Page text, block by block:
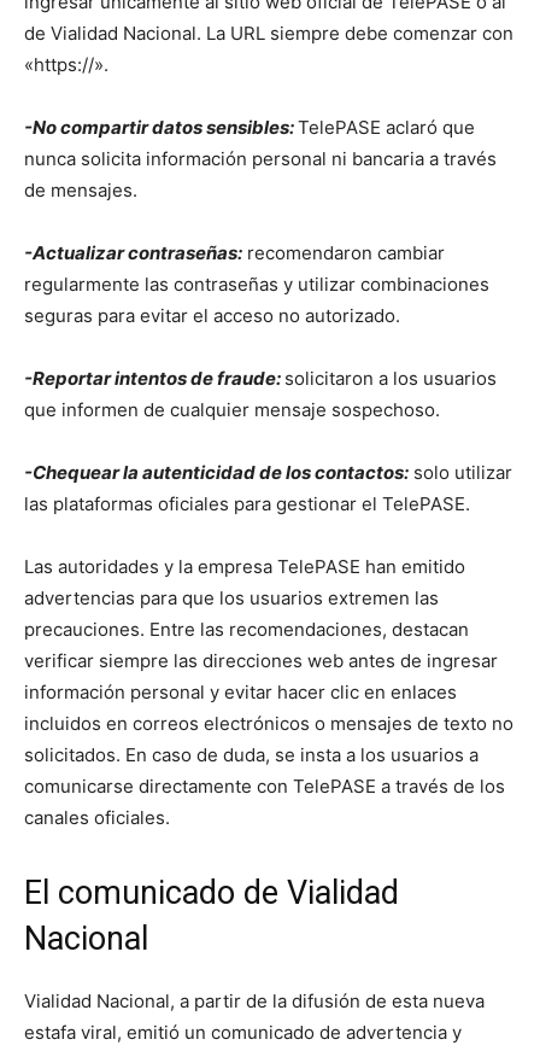
de Vialidad Nacional. La URL siempre debe comenzar con
«https://».
-No compartir datos sensibles:TelePASE aclaró que
nunca solicita información personal ni bancaria a través
de mensajes.
-Actualizar contraseñas: recomendaron cambiar
regularmente las contraseñas y utilizar combinaciones
seguras para evitar el acceso no autorizado.
-Reportar intentos de fraude: solicitaron a los usuarios
que informen de cualquier mensaje sospechoso.
-Chequear la autenticidad de los contactos: solo utilizar
las plataformas oficiales para gestionar el TelePASE.
Las autoridades y la empresa TelePASE han emitido
advertencias para que los usuarios extremen las
precauciones. Entre las recomendaciones, destacan
verificar siempre las direcciones web antes de ingresar
información personal y evitar hacer clic en enlaces
incluidos en correos electrónicos o mensajes de texto no
solicitados. En caso de duda, se insta a los usuarios a
comunicarse directamente con TelePASE a través de los
canales oficiales.
El comunicado de Vialidad
Nacional
Vialidad Nacional, a partir de la difusión de esta nueva
estafa viral, emitió un comunicado de advertencia y